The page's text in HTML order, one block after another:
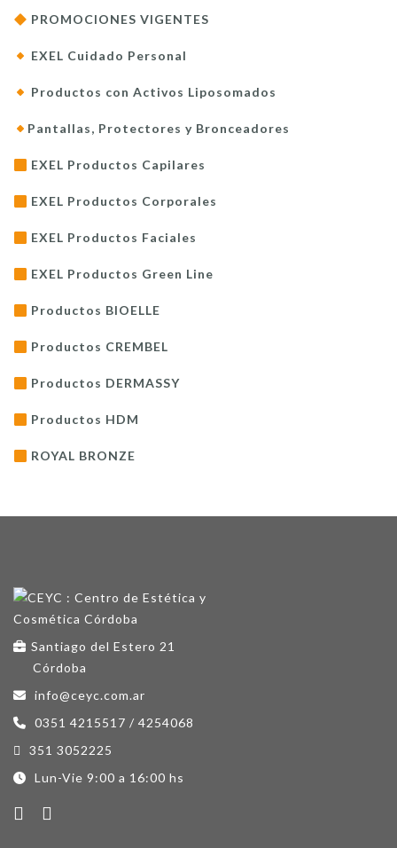
PROMOCIONES VIGENTES
EXEL Cuidado Personal
Productos con Activos Liposomados
Pantallas, Protectores y Bronceadores
EXEL Productos Capilares
EXEL Productos Corporales
EXEL Productos Faciales
EXEL Productos Green Line
Productos BIOELLE
Productos CREMBEL
Productos DERMASSY
Productos HDM
ROYAL BRONZE
Santiago del Estero 21
Córdoba
info@ceyc.com.ar
0351 4215517 / 4254068
351 3052225
Lun-Vie 9:00 a 16:00 hs